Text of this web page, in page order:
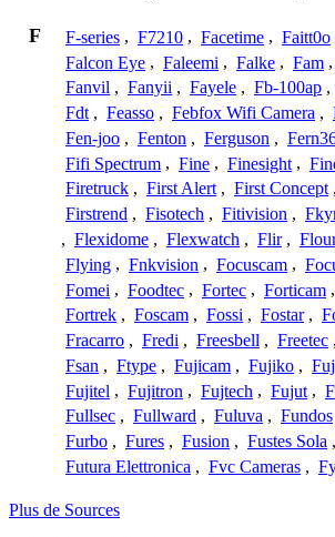
F F-series , F7210 , Facetime , Faitt0o
Falcon Eye , Faleemi , Falke , Fam ,
Fanvil , Fanyii , Fayele , Fb-100ap ,
Fdt , Feasso , Febfox Wifi Camera ,
Fen-joo , Fenton , Ferguson ,
Fifi Spectrum , Fine , Finesight ,
Firetruck , First Alert , First Concept ,
Firstrend , Fisotech , Fitivision ,
, Flexidome , Flexwatch , Flir ,
Flying , Fnkvision , Focuscam ,
Fomei , Foodtec , Fortec , Forticam ,
Fortrek , Foscam , Fossi , Fostar ,
Fracarro , Fredi , Freesbell , Freetec ,
Fsan , Ftype , Fujicam , Fujiko ,
Fujitel , Fujitron , Fujtech , Fujut ,
Fullsec , Fullward , Fuluva , Fundos
Furbo , Fures , Fusion , Fustes Sola ,
Futura Elettronica , Fvc Cameras ,
Plus de Sources